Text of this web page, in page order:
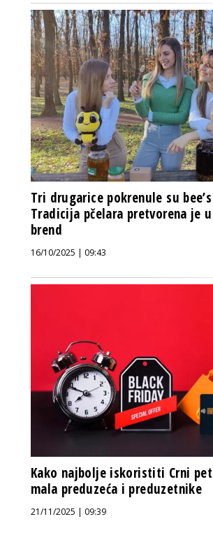
Tri drugarice pokrenule su
Tradicija pčelara pretvorena je
brend
16/10/2025 | 09:43
Kako najbolje iskoristiti Crni
mala preduzeća i preduzetnike
21/11/2025 | 09:39